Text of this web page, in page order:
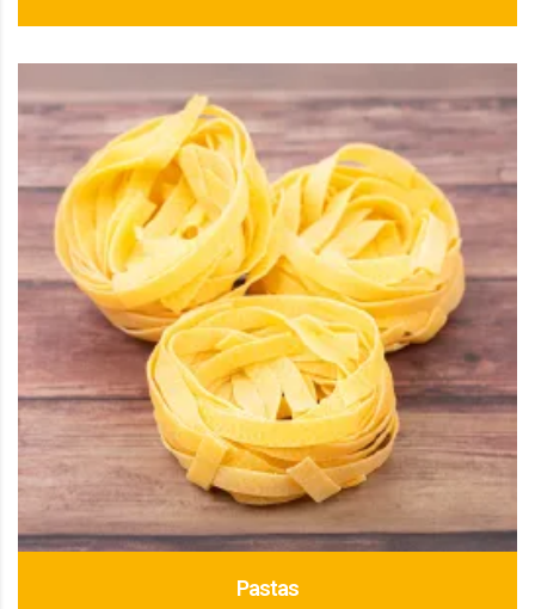
Pastas